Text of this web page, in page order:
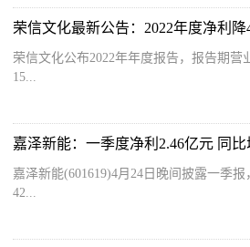
荣信文化公布2022年年度报告，报告期营
15...
嘉泽新能：一季度净利2.46亿元 同比
嘉泽新能(601619)4月24日晚间披露一季
42...